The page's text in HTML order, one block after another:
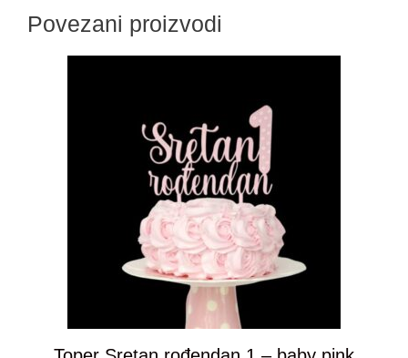
Povezani proizvodi